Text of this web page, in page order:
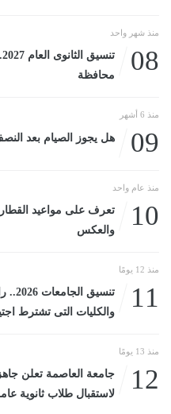
منذ شهر واحد
08
محافظة
منذ 6 أشهر
09 هل يجوز الصيام بعد
منذ عام واحد
10
تعرف على مواعيد
والعكس
منذ 12 يومًا
11
والكليات التى تشترط
منذ 13 يومًا
12
جامعة العاصمة تعلن
لاستقبال طلاب ثانوية عامة